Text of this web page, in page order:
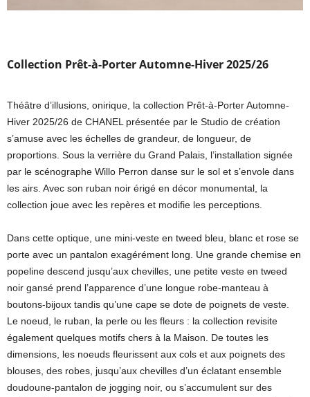
Collection Prêt-à-Porter Automne-Hiver 2025/26
Théâtre d’illusions, onirique, la collection Prêt-à-Porter Automne-
Hiver 2025/26 de CHANEL présentée par le Studio de création
s’amuse avec les échelles de grandeur, de longueur, de
proportions. Sous la verrière du Grand Palais, l’installation signée
par le scénographe Willo Perron danse sur le sol et s’envole dans
les airs. Avec son ruban noir érigé en décor monumental, la
collection joue avec les repères et modifie les perceptions.
Dans cette optique, une mini-veste en tweed bleu, blanc et rose se
porte avec un pantalon exagérément long. Une grande chemise en
popeline descend jusqu’aux chevilles, une petite veste en tweed
noir gansé prend l’apparence d’une longue robe-manteau à
boutons-bijoux tandis qu’une cape se dote de poignets de veste.
Le noeud, le ruban, la perle ou les fleurs : la collection revisite
également quelques motifs chers à la Maison. De toutes les
dimensions, les noeuds fleurissent aux cols et aux poignets des
blouses, des robes, jusqu’aux chevilles d’un éclatant ensemble
doudoune-pantalon de jogging noir, ou s’accumulent sur des